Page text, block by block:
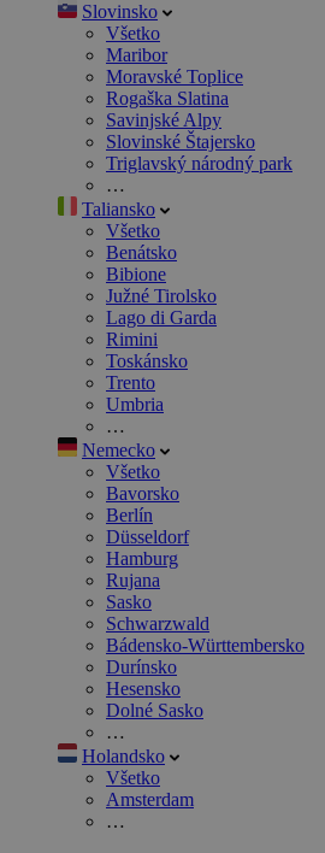
Slovinsko
Všetko
Maribor
Moravské Toplice
Rogaška Slatina
Savinjské Alpy
Slovinské Štajersko
Triglavský národný park
…
Taliansko
Všetko
Benátsko
Bibione
Južné Tirolsko
Lago di Garda
Rimini
Toskánsko
Trento
Umbria
…
Nemecko
Všetko
Bavorsko
Berlín
Düsseldorf
Hamburg
Rujana
Sasko
Schwarzwald
Bádensko-Württembersko
Durínsko
Hesensko
Dolné Sasko
…
Holandsko
Všetko
Amsterdam
…